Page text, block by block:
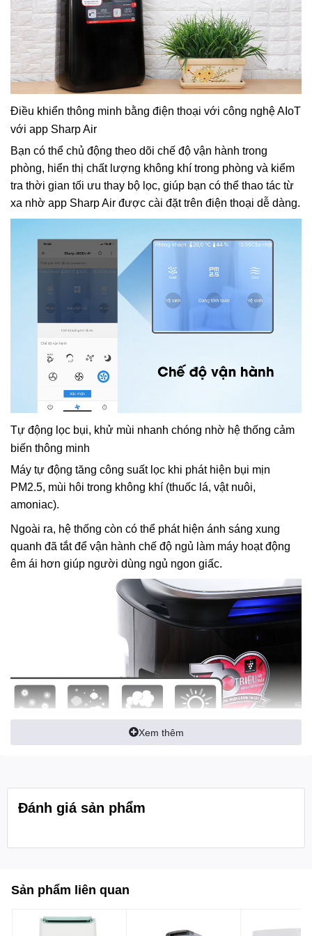
Điều khiển thông minh bằng điện thoại với công nghệ AIoT
với app Sharp Air
Bạn có thể chủ động theo dõi chế độ vận hành trong
phòng, hiển thị chất lượng không khí trong phòng và kiểm
tra thời gian tối ưu thay bộ lọc, giúp bạn có thể thao tác từ
xa nhờ app Sharp Air được cài đặt trên điện thoại dễ dàng.
Tự động lọc bụi, khử mùi nhanh chóng nhờ hệ thống cảm
biến thông minh
Máy tự động tăng công suất lọc khi phát hiện bụi mịn
PM2.5, mùi hôi trong không khí (thuốc lá, vật nuôi,
amoniac).
Ngoài ra, hệ thống còn có thể phát hiện ánh sáng xung
quanh đã tắt để vận hành chế độ ngủ làm máy hoạt động
êm ái hơn giúp người dùng ngủ ngon giấc.
Xem thêm
Đánh giá sản phẩm
Sản phẩm liên quan